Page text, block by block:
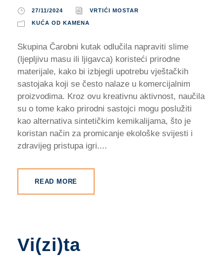
27/11/2024 VRTIĆI MOSTAR
KUĆA OD KAMENA
Skupina Čarobni kutak odlučila napraviti slime
(ljepljivu masu ili ljigavca) koristeći prirodne
materijale, kako bi izbjegli upotrebu vještačkih
sastojaka koji se često nalaze u komercijalnim
proizvodima. Kroz ovu kreativnu aktivnost, naučila
su o tome kako prirodni sastojci mogu poslužiti
kao alternativa sintetičkim kemikalijama, što je
koristan način za promicanje ekološke svijesti i
zdravijeg pristupa igri....
READ MORE
Vi(zi)ta